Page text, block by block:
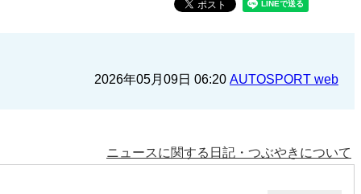
2026年05月09日 06:20 AUTOSPORT web
ニュースに関する日記・つぶやきについて